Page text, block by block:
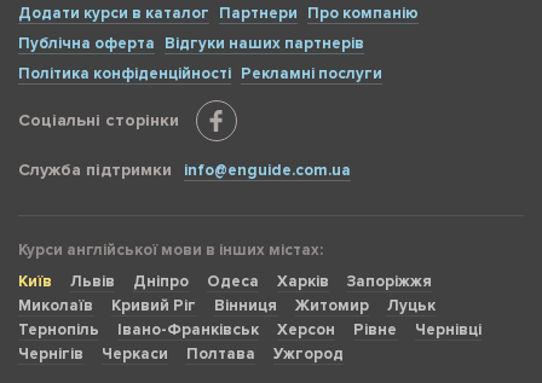
Додати курси в каталог Партнери
Про компанію
Публічна оферта
Відгуки наших партнерів
Політика конфіденційності Рекламні послуги
Соціальні сторінки
Служба підтримки info@enguide.com.ua
Курси англійської мови в інших містах:
Київ
Львів Дніпро Одеса Харків
Запоріжжя
Миколаїв
Кривий Ріг Вінниця Житомир
Луцьк
Тернопіль
Івано-Франківськ Херсон Рівне
Чернівці
Чернігів
Черкаси Полтава Ужгород